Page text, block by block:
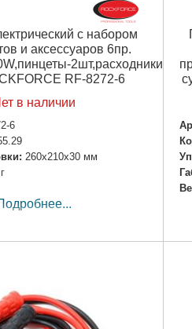
с набором
и аксессуаров 6пр.
2шт,расходники)в
RF-8272-6
в наличии
6
260x210x30 мм